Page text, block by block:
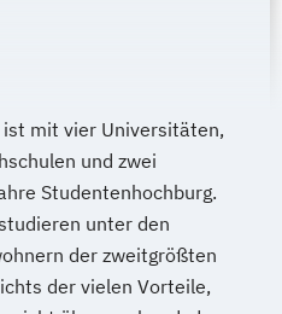
Medien
(DE/EN)
mit vier Universitäten,
und zwei
Studentenhochburg.
unter den
der zweitgrößten
der vielen Vorteile,